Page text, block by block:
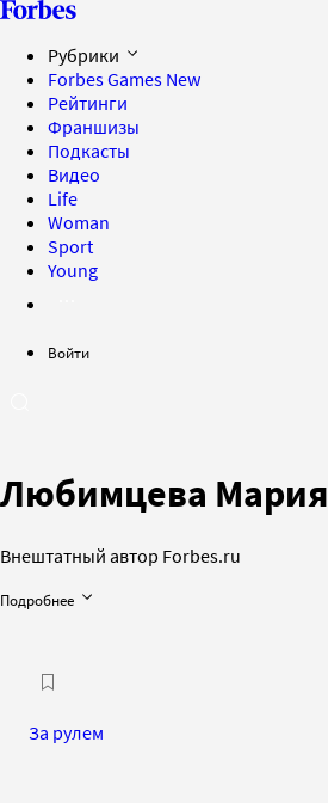
Рубрики
Forbes Games New
Рейтинги
Франшизы
Подкасты
Видео
Life
Woman
Sport
Young
Войти
Любимцева Мария
Внештатный автор Forbes.ru
Подробнее
За рулем